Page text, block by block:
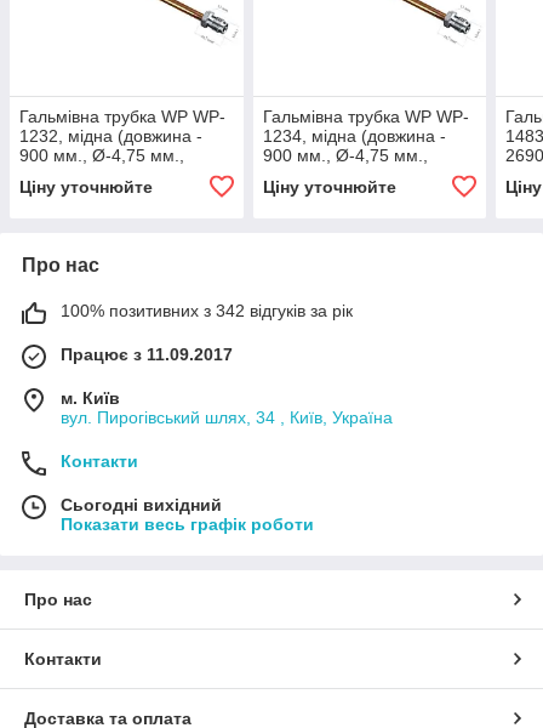
Гальмівна трубка WP WP-
1232, мідна (довжина -
900 мм., Ø-4,75 мм.,
Ціну уточнюйте
Гальмівна трубка WP WP-
1234, мідна (довжина -
900 мм., Ø-4,75 мм.,
Ціну уточнюйте
Про нас
100% позитивних з 342 відгуків за рік
Працює з 11.09.2017
м. Київ
вул. Пирогівський шлях, 34 , Київ, Україна
Контакти
Сьогодні вихідний
Показати весь графік роботи
Про нас
Контакти
Доставка та оплата